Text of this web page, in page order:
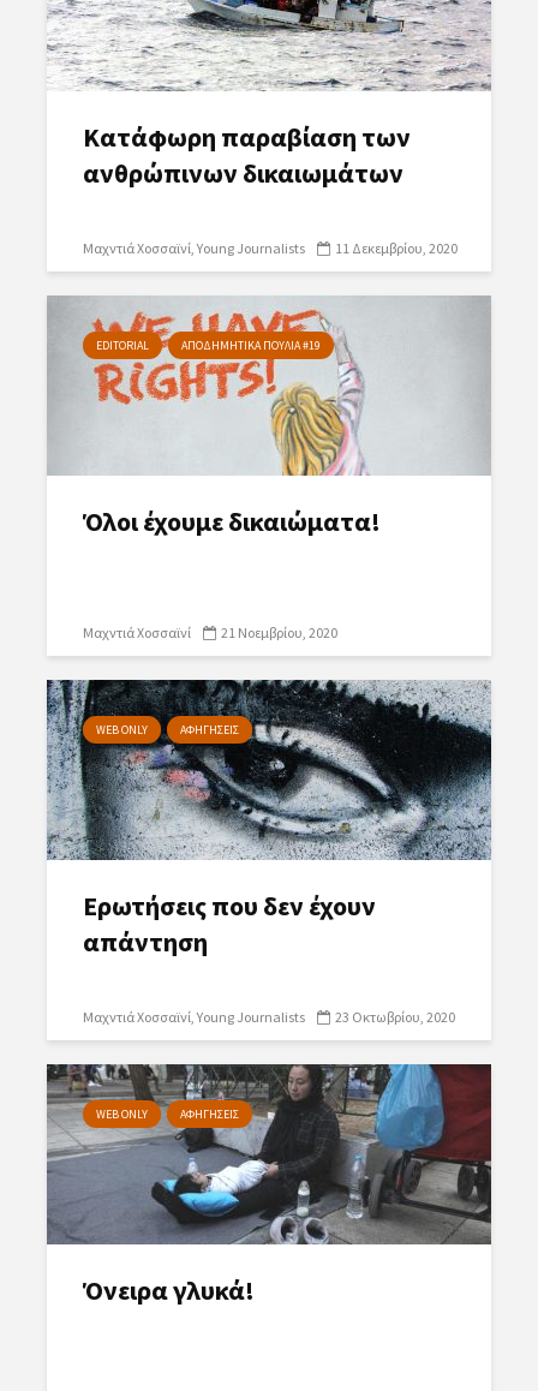
Κατάφωρη παραβίαση των
ανθρώπινων δικαιωμάτων
Μαχντιά Χοσσαϊνί Young Journalists 11 Δεκεμβρίου, 2020
EDITORIAL ΑΠΟΔΗΜΗΤΙΚΑ ΠΟΥΛΙΑ #19
Όλοι έχουμε δικαιώματα!
Μαχντιά Χοσσαϊνί 21 Νοεμβρίου, 2020
WEB ONLY ΑΦΗΓΗΣΕΙΣ
Ερωτήσεις που δεν έχουν
απάντηση
Μαχντιά Χοσσαϊνί Young Journalists 23 Οκτωβρίου, 2020
WEB ONLY ΑΦΗΓΗΣΕΙΣ
Όνειρα γλυκά!